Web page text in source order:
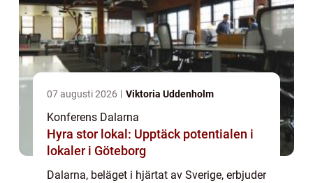
07 augusti 2026 Viktoria Uddenholm
Konferens Dalarna
Hyra stor lokal: Upptäck potentialen i
lokaler i Göteborg
Dalarna, beläget i hjärtat av Sverige, erbjuder